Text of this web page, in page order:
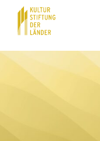
Hauptnavigation